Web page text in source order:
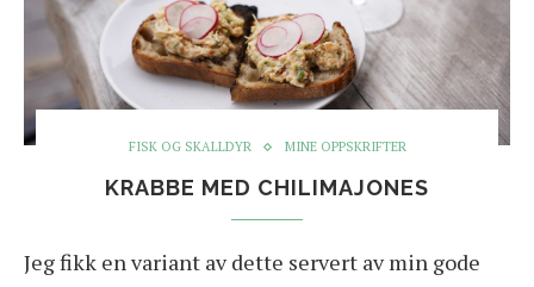
FISK OG SKALLDYR MINE OPPSKRIFTER
KRABBE MED CHILIMAJONES
Jeg fikk en variant av dette servert av min gode